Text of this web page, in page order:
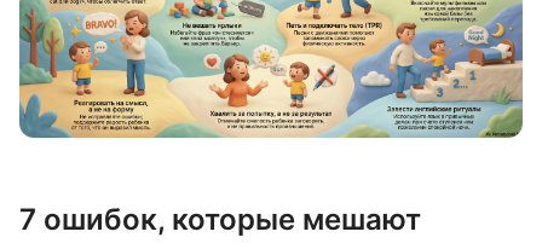
7 ошибок, которые мешают